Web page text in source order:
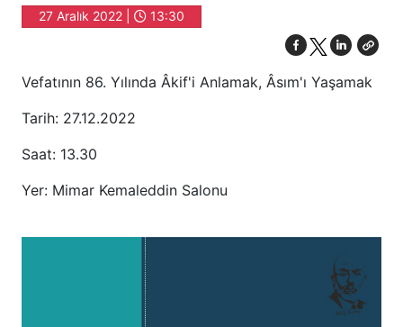
27 Aralık 2022 | 13:30
Vefatının 86. Yılında Âkif'i Anlamak, Âsım'ı Yaşamak
Tarih: 27.12.2022
Saat: 13.30
Yer: Mimar Kemaleddin Salonu